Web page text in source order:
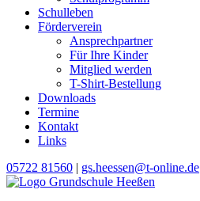
Schulleben
Förderverein
Ansprechpartner
Für Ihre Kinder
Mitglied werden
T-Shirt-Bestellung
Downloads
Termine
Kontakt
Links
05722 81560 | gs.heessen@t-online.de